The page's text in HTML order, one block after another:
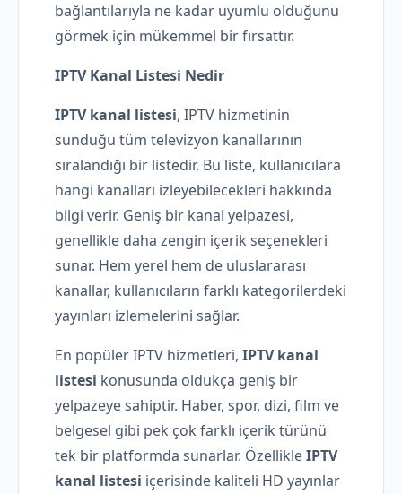
bağlantılarıyla ne kadar uyumlu olduğunu
görmek için mükemmel bir fırsattır.
IPTV Kanal Listesi Nedir
IPTV kanal listesi, IPTV hizmetinin
sunduğu tüm televizyon kanallarının
sıralandığı bir listedir. Bu liste, kullanıcılara
hangi kanalları izleyebilecekleri hakkında
bilgi verir. Geniş bir kanal yelpazesi,
genellikle daha zengin içerik seçenekleri
sunar. Hem yerel hem de uluslararası
kanallar, kullanıcıların farklı kategorilerdeki
yayınları izlemelerini sağlar.
En popüler IPTV hizmetleri, IPTV kanal
listesi konusunda oldukça geniş bir
yelpazeye sahiptir. Haber, spor, dizi, film ve
belgesel gibi pek çok farklı içerik türünü
tek bir platformda sunarlar. ÖzellikleIPTV
kanal listesi içerisinde kaliteli HD yayınlar